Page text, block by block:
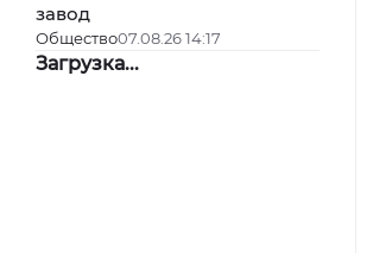
завод
Общество07.08.26 14:17
Загрузка...